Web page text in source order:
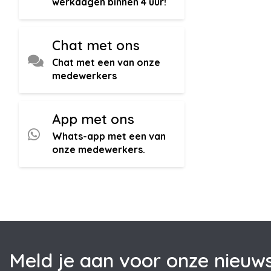
Chat met ons
Chat met een van onze
medewerkers
App met ons
Whats-app met een van
onze medewerkers.
Meld je aan voor onze